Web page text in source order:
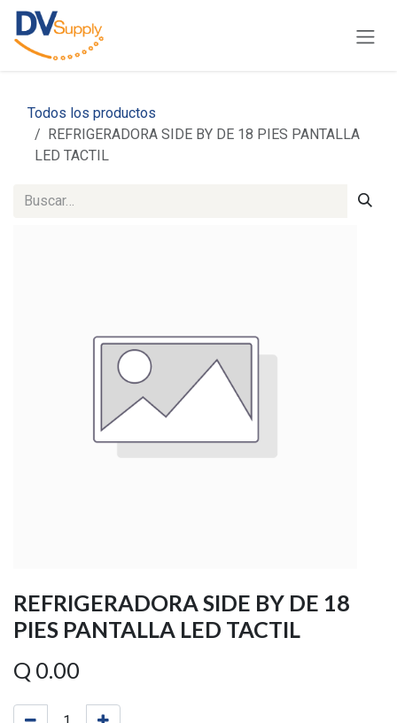
Ir al contenido
Todos los productos
REFRIGERADORA SIDE BY DE 18 PIES PANTALLA
LED TACTIL
REFRIGERADORA SIDE BY DE 18
PIES PANTALLA LED TACTIL
Q 0.00